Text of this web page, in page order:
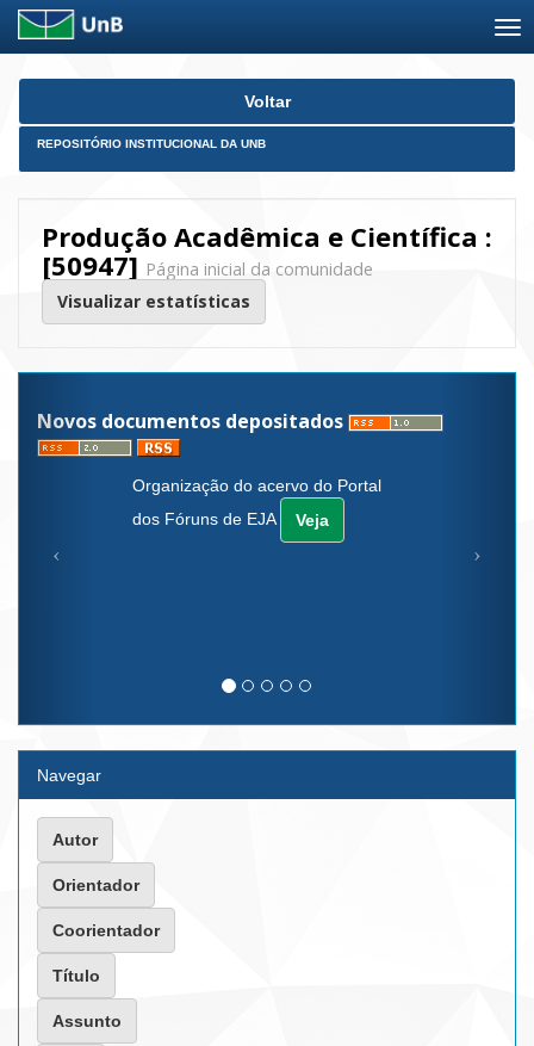
Skip
Voltar
REPOSITÓRIO INSTITUCIONAL DA UNB
Produção Acadêmica e Científica :
[50947] Página inicial da comunidade
Visualizar estatísticas
Novos documentos depositados
Organização do acervo do Portal
dos Fóruns de EJA
Veja
Navegar